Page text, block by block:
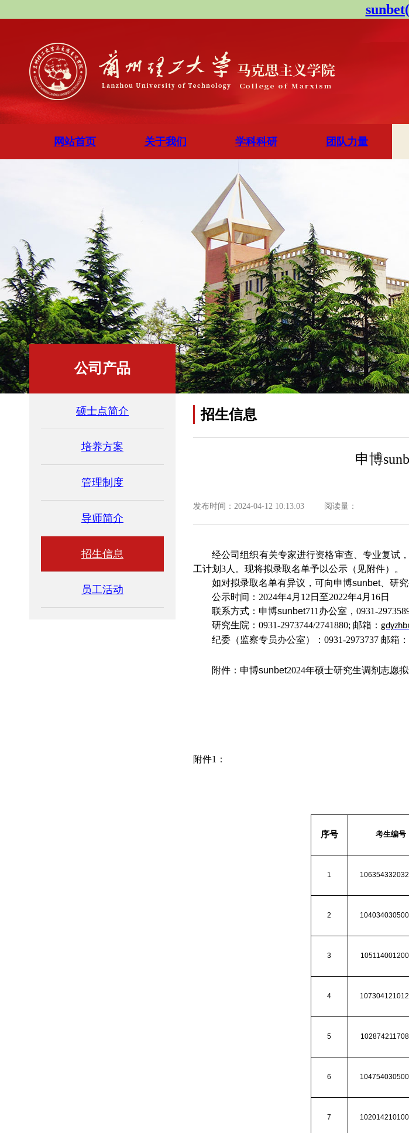
网站首页 关于我们 学科科研 团队力量
公司产品
硕士点简介
培养方案
管理制度
导师简介
招生信息
员工活动
招生信息
申博
发布时间：2024-04-12 10:13:03 阅读量：
经公司组织有关专家进行资格审查、专业复试
工计划 3人。现将拟录取名单予以公示（见附件）。
如对拟录取名单有异议，可向申博sunbet、研
公示时间： 2024年4月 12 日至2022年4月 16日
联系方式：申博sunbet711 办公室， 0931-
研究生院： 0931-2973744/2741880; 邮箱：
纪委（监察专员办公室）： 0931-2973737 邮箱：
附件：申博sunbet2024年硕士研究生调剂志愿
附件1 ：
序号 考生编号
1
2
3
4
5
6
7